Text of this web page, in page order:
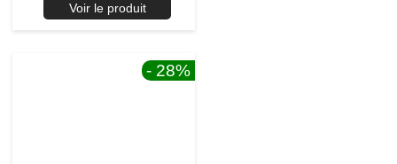
Voir le produit
- 28%